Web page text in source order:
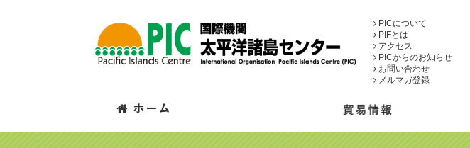
PICについて
PIFとは
アクセス
PICからのお知らせ
お問い合わせ
メルマガ登録